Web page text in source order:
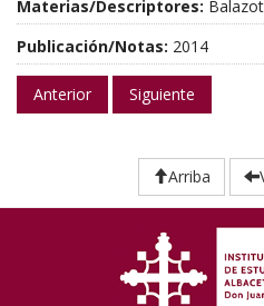
Materias/Descriptores:
Publicación/Notas: 2014
Anterior Siguiente
Arriba